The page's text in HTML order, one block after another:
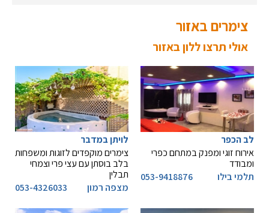
צימרים באזור
אולי תרצו ללון באזור
לב הכפר
אירוח זוגי ומפנק במתחם כפרי
ומבודד
תלמי בילו
053-9418876
לויתן במדבר
צימרים מוקפדים לזוגות ומשפחות
בלב בוסתן עם עצי פרי וצמחי
תבלין
מצפה רמון
053-4326033